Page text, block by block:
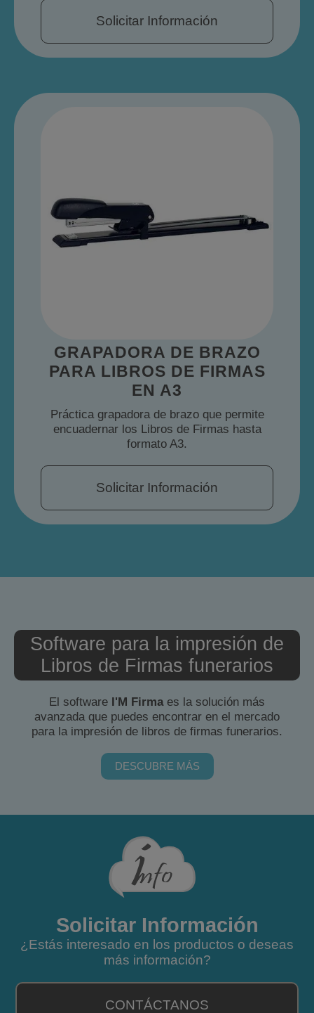
Solicitar Información
GRAPADORA DE BRAZO
PARA LIBROS DE FIRMAS
EN A3
Práctica grapadora de brazo que permite
encuadernar los Libros de Firmas hasta
formato A3.
Solicitar Información
Software para la impresión de
Libros de Firmas funerarios
El software I'M Firmaes la solución más
avanzada que puedes encontrar en el mercado
para la impresión de libros de firmas funerarios.
DESCUBRE MÁS
Solicitar Información
¿Estás interesado en los productos o deseas
más información?
CONTÁCTANOS